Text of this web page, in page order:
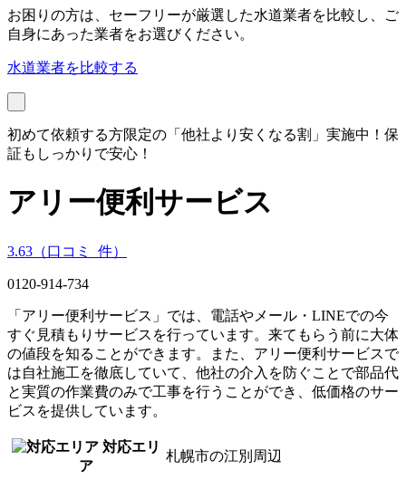
お困りの方は、セーフリーが厳選した水道業者を比較し、ご
自身にあった業者をお選びください。
水道業者を比較する
初めて依頼する方限定の「他社より安くなる割」実施中！保
証もしっかりで安心！
アリー便利サービス
3.63 （口コミ 件）
0120-914-734
「アリー便利サービス」では、電話やメール・LINEでの今
すぐ見積もりサービスを行っています。来てもらう前に大体
の値段を知ることができます。また、アリー便利サービスで
は自社施工を徹底していて、他社の介入を防ぐことで部品代
と実質の作業費のみで工事を行うことができ、低価格のサー
ビスを提供しています。
対応エリ
ア
札幌市の江別周辺